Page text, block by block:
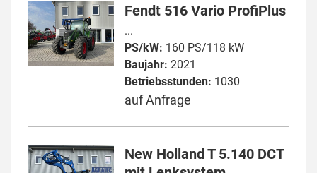
Fendt 516 Vario ProfiPlus
...
PS/kW: 160 PS/118 kW
Baujahr: 2021
Betriebsstunden: 1030
auf Anfrage
New Holland T 5.140 DCT